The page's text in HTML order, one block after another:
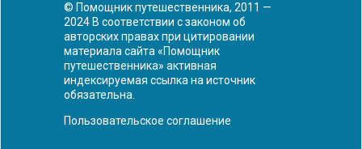
© Помощник путешественника, 2011 —
2024 В соответствии с законом об
авторских правах при цитировании
материала сайта «Помощник
путешественника» активная
индексируемая ссылка на источник
обязательна.
Пользовательское соглашение